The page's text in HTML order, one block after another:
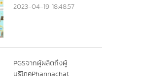
2023-04-19 18:48:57
PGSจากผู้ผลิตถึงผู้
บริโภคPhannachat